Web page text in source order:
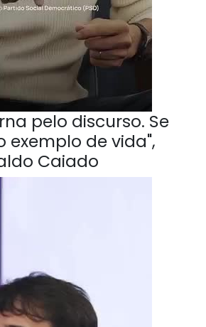
pelo discurso. Se
exemplo de vida",
Caiado